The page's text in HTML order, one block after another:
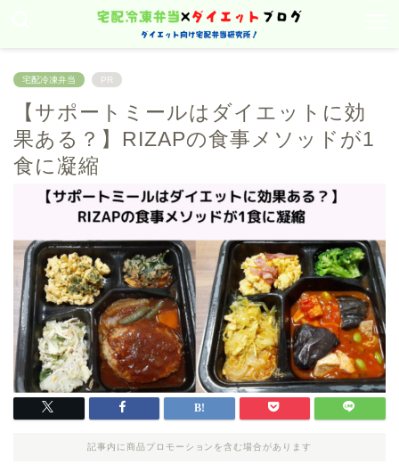
宅配冷凍弁当 PR
【サポートミールはダイエットに効
果ある？】RIZAPの食事メソッドが1
食に凝縮
記事内に商品プロモーションを含む場合があります